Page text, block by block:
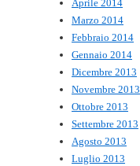
Aprile 2014
Marzo 2014
Febbraio 2014
Gennaio 2014
Dicembre 2013
Novembre 2013
Ottobre 2013
Settembre 2013
Agosto 2013
Luglio 2013